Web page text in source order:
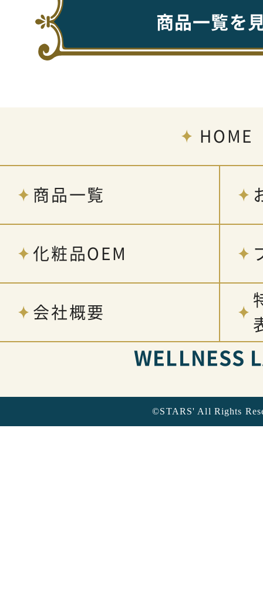
商品一覧を
WELLNESS
HOME
商品一覧
化粧品OEM
会社概要
©STARS' All Rights